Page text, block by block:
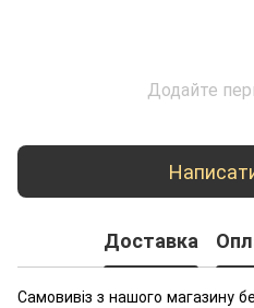
Додайте
Доставка
Самовивіз з нашого магазину